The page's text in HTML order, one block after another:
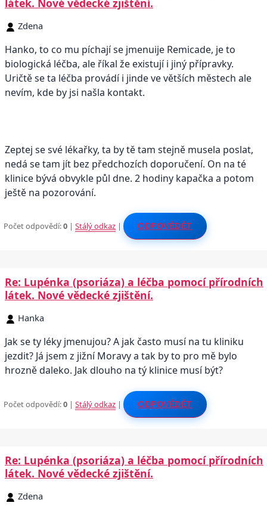
látek. Nové vědecké zjištění.
Zdena
Hanko, to co mu píchají se jmenuije Remicade, je to
biologická léčba, ale říkal že existují i jiný přípravky.
Uričtě se ta léčba provádí i jinde ve větších městech ale
nevím, kde by jsi našla kontakt.
Zeptej se své lékařky, ta by tě tam stejně musela poslat,
nedá se tam jít bez předchozích doporučení. On na té
klinice bývá obvykle půl dne. 2 hodiny kapačka a potom
ještě na pozorování.
Počet odpovědí:0 |Stálý odkaz | ODPOVĚDĚT
Re: Lupénka (psoriáza) a léčba pomocí přírodních
látek. Nové vědecké zjištění.
Hanka
Jak se ty léky jmenujou? A jak často musí na tu kliniku
jezdit? Já jsem z jižní Moravy a tak by to pro mě bylo
hrozně daleko. Jak dlouho na tý klinice musí být?
Počet odpovědí:0 |Stálý odkaz | ODPOVĚDĚT
Re: Lupénka (psoriáza) a léčba pomocí přírodních
látek. Nové vědecké zjištění.
Zdena